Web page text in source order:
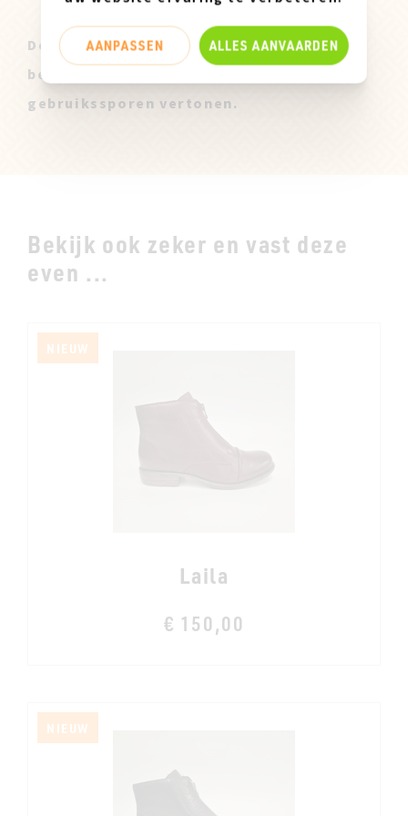
Deze Miz Mooz Stalen zijn enkel
beschikbaar in maatje 37 en kunnen lichte
gebruikssporen vertonen.
Bekijk ook zeker en vast deze
even ...
NIEUW
Laila
€ 150,00
NIEUW
AANPASSEN ALLES AANVAARDEN